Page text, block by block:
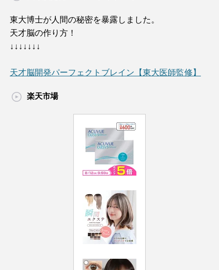
東大博士が人間の秘密を暴露しました。
天才脳の作り方！
↓↓↓↓↓↓↓
天才脳開発パーフェクトブレイン【東大医師監修】
楽天市場